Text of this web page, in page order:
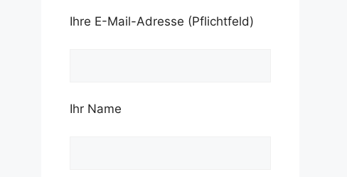
Ihre E-Mail-Adresse (Pflichtfeld)
Ihr Name